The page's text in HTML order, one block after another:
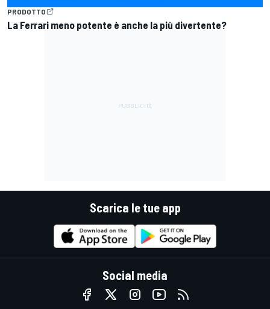
PRODOTTO
La Ferrari meno potente è anche la più divertente?
Scarica le tue app
Social media